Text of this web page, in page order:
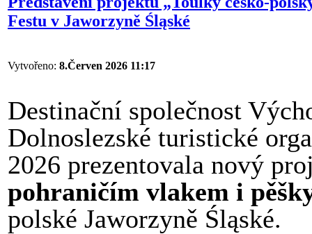
Festu v Jaworzyně Śląské
Vytvořeno: 8.Červen 2026 11:17
Destinační společnost
Dolnoslezské turistické
2026 prezentovala nový
pohraničím vlakem i
polské Jaworzyně Śląské.